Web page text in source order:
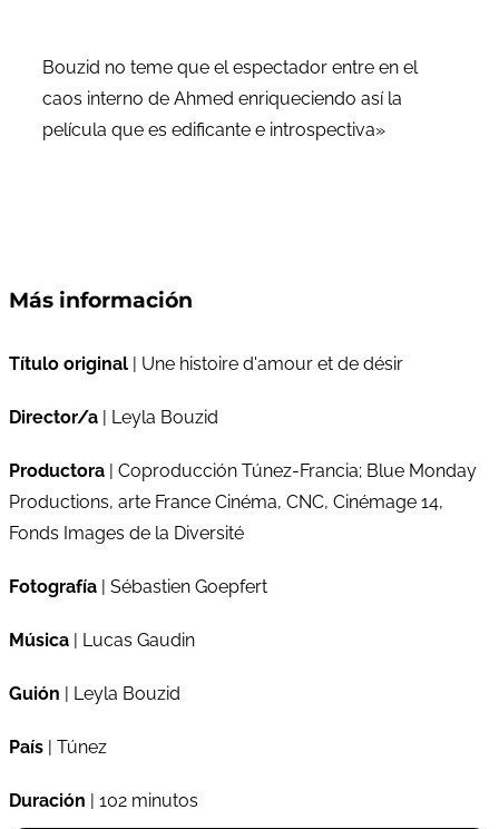
Bouzid no teme que el espectador entre en el
caos interno de Ahmed enriqueciendo así la
película que es edificante e introspectiva»
Más información
Título original | Une histoire d'amour et de désir
Director/a | Leyla Bouzid
Productora | Coproducción Túnez-Francia; Blue Monday
Productions, arte France Cinéma, CNC, Cinémage 14,
Fonds Images de la Diversité
Fotografía | Sébastien Goepfert
Música | Lucas Gaudin
Guión | Leyla Bouzid
País | Túnez
Duración | 102 minutos